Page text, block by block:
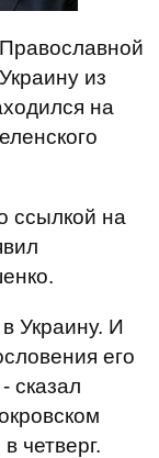
из
на
ссылкой на
Украину. И
его
сказал
четверг.